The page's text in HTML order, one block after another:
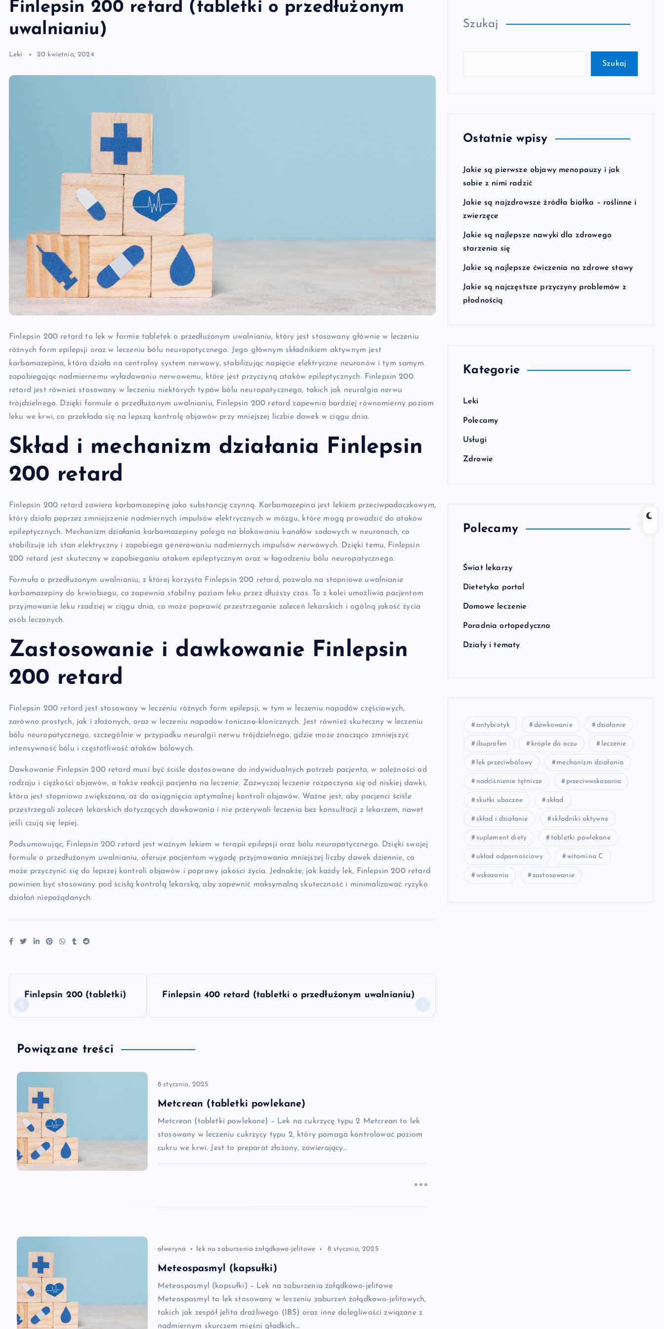
Finlepsin 200 retard (tabletki o przedłużonym
uwalnianiu)
Leki 20 kwietnia, 2024
Finlepsin 200 retard to lek w formie tabletek o przedłużonym uwalnianiu, który jest stosowany głównie w leczeniu
różnych form epilepsji oraz w leczeniu bólu neuropatycznego. Jego głównym składnikiem aktywnym jest
karbamazepina, która działa na centralny system nerwowy, stabilizując napięcie elektryczne neuronów i tym samym
zapobiegając nadmiernemu wyładowaniu nerwowemu, które jest przyczyną ataków epileptycznych. Finlepsin 200
retard jest również stosowany w leczeniu niektórych typów bólu neuropatycznego, takich jak neuralgia nerwu
trójdzielnego. Dzięki formule o przedłużonym uwalnianiu, Finlepsin 200 retard zapewnia bardziej równomierny poziom
leku we krwi, co przekłada się na lepszą kontrolę objawów przy mniejszej liczbie dawek w ciągu dnia.
Skład i mechanizm działania Finlepsin
200 retard
Finlepsin 200 retard zawiera karbamazepinę jako substancję czynną. Karbamazepina jest lekiem przeciwpadaczkowym,
który działa poprzez zmniejszenie nadmiernych impulsów elektrycznych w mózgu, które mogą prowadzić do ataków
epileptycznych. Mechanizm działania karbamazepiny polega na blokowaniu kanałów sodowych w neuronach, co
stabilizuje ich stan elektryczny i zapobiega generowaniu nadmiernych impulsów nerwowych. Dzięki temu, Finlepsin
200 retard jest skuteczny w zapobieganiu atakom epileptycznym oraz w łagodzeniu bólu neuropatycznego.
Formuła o przedłużonym uwalnianiu, z której korzysta Finlepsin 200 retard, pozwala na stopniowe uwalnianie
karbamazepiny do krwiobiegu, co zapewnia stabilny poziom leku przez dłuższy czas. To z kolei umożliwia pacjentom
przyjmowanie leku rzadziej w ciągu dnia, co może poprawić przestrzeganie zaleceń lekarskich i ogólną jakość życia
osób leczonych.
Zastosowanie i dawkowanie Finlepsin
200 retard
Finlepsin 200 retard jest stosowany w leczeniu różnych form epilepsji, w tym w leczeniu napadów częściowych,
zarówno prostych, jak i złożonych, oraz w leczeniu napadów toniczno-klonicznych. Jest również skuteczny w leczeniu
bólu neuropatycznego, szczególnie w przypadku neuralgii nerwu trójdzielnego, gdzie może znacząco zmniejszyć
intensywność bólu i częstotliwość ataków bólowych.
Dawkowanie Finlepsin 200 retard musi być ściśle dostosowane do indywidualnych potrzeb pacjenta, w zależności od
rodzaju i ciężkości objawów, a także reakcji pacjenta na leczenie. Zazwyczaj leczenie rozpoczyna się od niskiej dawki,
która jest stopniowo zwiększana, aż do osiągnięcia optymalnej kontroli objawów. Ważne jest, aby pacjenci ściśle
przestrzegali zaleceń lekarskich dotyczących dawkowania i nie przerywali leczenia bez konsultacji z lekarzem, nawet
jeśli czują się lepiej.
Podsumowując, Finlepsin 200 retard jest ważnym lekiem w terapii epilepsji oraz bólu neuropatycznego. Dzięki swojej
formule o przedłużonym uwalnianiu, oferuje pacjentom wygodę przyjmowania mniejszej liczby dawek dziennie, co
może przyczynić się do lepszej kontroli objawów i poprawy jakości życia. Jednakże, jak każdy lek, Finlepsin 200 retard
powinien być stosowany pod ścisłą kontrolą lekarską, aby zapewnić maksymalną skuteczność i minimalizować ryzyko
działań niepożądanych.
N
a
w
a
c
w
s
Finlepsin 200 (tabletki) Finlepsin 400 retard (tabletki o przedłużonym uwalnianiu)
Powiązane treści
8 stycznia, 2025
Metcrean (tabletki powlekane)
Metcrean (tabletki powlekane) – Lek na cukrzycę typu 2 Metcrean to lek
stosowany w leczeniu cukrzycy typu 2, który pomaga kontrolować poziom
cukru we krwi. Jest to preparat złożony, zawierający…
alweryna lek na zaburzenia żołądkowo-jelitowe 8 stycznia, 2025
Meteospasmyl (kapsułki)
Meteospasmyl (kapsułki) – Lek na zaburzenia żołądkowo-jelitowe
Meteospasmyl to lek stosowany w leczeniu zaburzeń żołądkowo-jelitowych,
takich jak zespół jelita drażliwego (IBS) oraz inne dolegliwości związane z
nadmiernym skurczem mięśni gładkich…
Szukaj
Szukaj
Ostatnie wpisy
Jakie są pierwsze objawy menopauzy i jak
sobie z nimi radzić
Jakie są najzdrowsze źródła białka – roślinne i
zwierzęce
Jakie są najlepsze nawyki dla zdrowego
starzenia się
Jakie są najlepsze ćwiczenia na zdrowe stawy
Jakie są najczęstsze przyczyny problemów z
płodnością
Kategorie
Leki
Polecamy
Usługi
Zdrowie
Polecamy
Świat lekarzy
Dietetyka portal
Domowe leczenie
Poradnia ortopedyczna
Działy i tematy
antybiotyk dawkowanie działanie
ibuprofen krople do oczu leczenie
lek przeciwbólowy mechanizm działania
nadciśnienie tętnicze przeciwwskazania
skutki uboczne skład
skład i działanie składniki aktywne
suplement diety tabletki powlekane
układ odpornościowy witamina C
wskazania zastosowanie